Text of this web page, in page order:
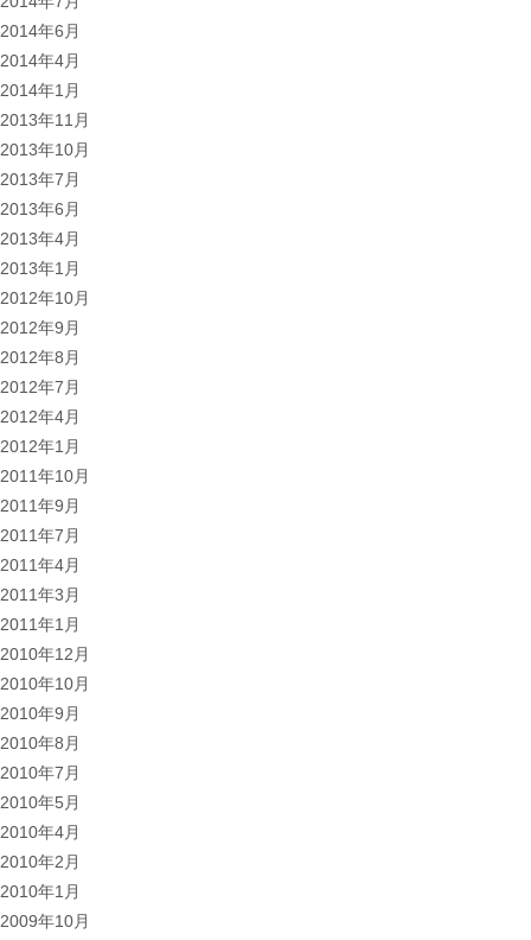
2014年6月
2014年4月
2014年1月
2013年11月
2013年10月
2013年7月
2013年6月
2013年4月
2013年1月
2012年10月
2012年9月
2012年8月
2012年7月
2012年4月
2012年1月
2011年10月
2011年9月
2011年7月
2011年4月
2011年3月
2011年1月
2010年12月
2010年10月
2010年9月
2010年8月
2010年7月
2010年5月
2010年4月
2010年2月
2010年1月
2009年10月